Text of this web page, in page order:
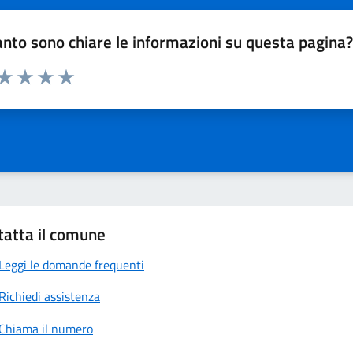
sono chiare le informazioni su questa pagina?
1 a 5 stelle la pagina
il comune
Leggi le domande frequenti
Richiedi assistenza
Chiama il numero